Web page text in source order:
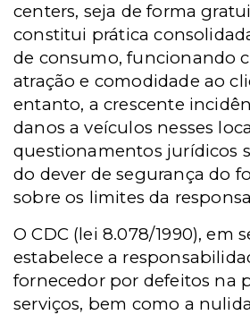
centers, seja de forma
constitui prática
de consumo, funcionando
atração e comodidade ao
entanto, a crescente
danos a veículos nesses
questionamentos jurídicos
do dever de segurança do
sobre os limites da
O CDC (lei 8.078/1990), em
estabelece a
fornecedor por defeitos na
serviços, bem como a